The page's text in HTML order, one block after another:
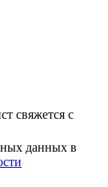
свяжется с
данных в